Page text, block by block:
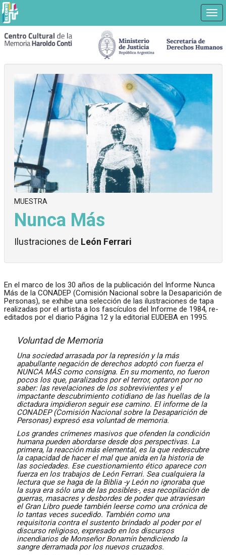
MUESTRA
Nunca Más
Ilustraciones de León Ferrari
En el marco de los 30 años de la publicación del Informe Nunca
Más de la CONADEP (Comisión Nacional sobre la Desaparición de
Personas), se exhibe una selección de las ilustraciones de tapa
realizadas por el artista a los fascículos del Informe de 1984, re-
editados por el diario Página 12 y la editorial EUDEBA en 1995.
Voluntad de Memoria
Una sociedad arrasada por la represión y la más
apabullante negación de derechos adoptó con fuerza el
NUNCA MÁS como consigna. En su momento, no fueron
pocos los que, paralizados por el terror, optaron por no
saber: las revelaciones de los sobrevivientes y el
impactante descubrimiento cotidiano de las huellas de la
dictadura impidieron seguir ese camino. El informe de la
CONADEP (Comisión Nacional sobre la Desaparición de
Personas) expresó esa voluntad de memoria.
Los grandes crímenes masivos que ofenden la condición
humana pueden abordarse desde dos perspectivas. La
primera, la reacción más elemental, es la que redescubre
la capacidad de hacer el mal que anida en la historia de
las sociedades. Ese cuestionamiento ético aparece con
fuerza en los trabajos de León Ferrari. Sea cualquiera la
lectura que se haga de la Biblia -y León no ignoraba que
la suya era sólo una de las posibles-, esa recopilación de
guerras, masacres y desbordes de poder que atraviesan
el Gran Libro puede también leerse como una crónica de
lo tantas veces sucedido. También como una
requisitoria contra el sustento brindado al poder por el
discurso religioso, expresado en los discursos
incendiarios de Monseñor Bonamín bendiciendo la
sangre derramada por los nuevos cruzados.